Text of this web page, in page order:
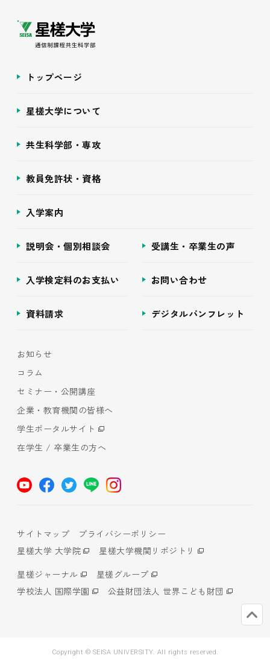
トップページ
星槎大学について
共生科学部・専攻
教員免許状・資格
入学案内
説明会・個別相談会 受講生・卒業生の声
入学検定料のお支払い お問い合わせ
資料請求 デジタルパンフレット
お知らせ
コラム
セミナー・公開講座
企業・教育機関の皆様へ
学生ポータルサイト
在学生 / 卒業生の方へ
サイトマップ
プライバシーポリシー
星槎大学 大学院
星槎大学機関リポジトリ
星槎ジャーナル
星槎グループ
学校法人 国際学園
公益財団法人 世界こども財団
Copyright © SEISA UNIVERSITY. All rights reserved.